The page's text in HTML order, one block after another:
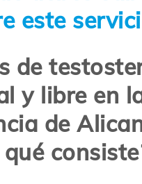
este
de
y libre en
de
qué